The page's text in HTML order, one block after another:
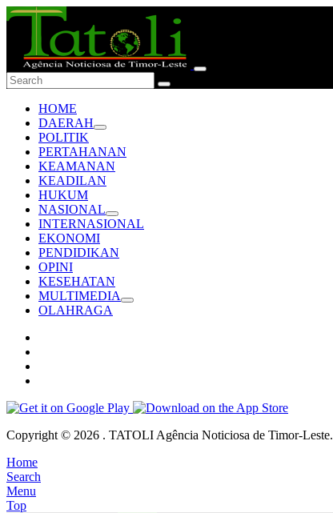
HOME
DAERAH
POLITIK
PERTAHANAN
KEAMANAN
KEADILAN
HUKUM
NASIONAL
INTERNASIONAL
EKONOMI
PENDIDIKAN
OPINI
KESEHATAN
MULTIMEDIA
OLAHRAGA
Copyright © 2026 . TATOLI Agência Noticiosa de Timor-Leste.
Home
Search
Menu
Top